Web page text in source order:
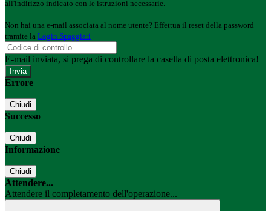
all'indirizzo indicato con le istruzioni necessarie.
Non hai una e-mail associata al nome utente? Effettua il reset della password
tramite la Login Spaggiari
E-mail inviata, si prega di controllare la casella di posta elettronica!
Errore
Chiudi
Successo
Chiudi
Informazione
Chiudi
Attendere...
Attendere il completamento dell'operazione...